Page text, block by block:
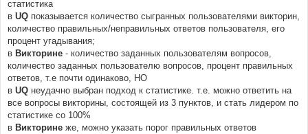
статистика
в UQ показывается количество сыгранных пользователями викторин,
количество правильных/неправильных ответов пользователя, его
процент угадывания;
в Викторине - количество заданных пользователям вопросов,
количество заданных пользователю вопросов, процент правильных
ответов, т.е почти одинаково, НО
в UQ неудачно выбран подход к статистике. т.е. можно ответить на
все вопросы викторины, состоящей из 3 пунктов, и стать лидером по
статистике со 100%
в Викторине же, можно указать порог правильных ответов